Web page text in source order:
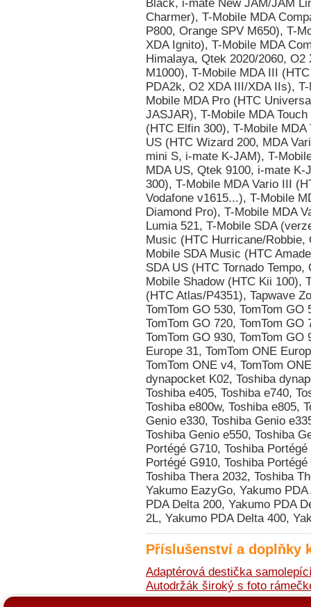
Příslušenství a doplňky
Adaptérová destička
Autodržák široký s foto